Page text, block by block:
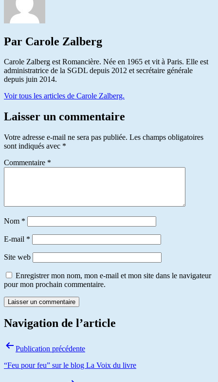
Par Carole Zalberg
Carole Zalberg est Romancière. Née en 1965 et vit à Paris. Elle est
administratrice de la SGDL depuis 2012 et secrétaire générale
depuis juin 2014.
Voir tous les articles de Carole Zalberg.
Laisser un commentaire
Votre adresse e-mail ne sera pas publiée. Les champs obligatoires
sont indiqués avec *
Commentaire *
Nom *
E-mail *
Site web
Enregistrer mon nom, mon e-mail et mon site dans le navigateur
pour mon prochain commentaire.
Navigation de l’article
Publication précédente
“Feu pour feu” sur le blog La Voix du livre